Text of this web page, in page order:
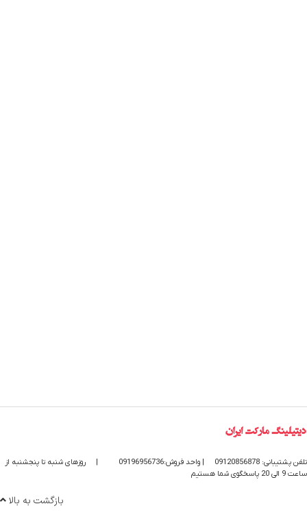
تلفن پشتیبانی: 09120856878 | واحد فروش:09196956736
روزهای شنبه تا پنجشنبه از
ساعت 9 الی 20 پاسخگوی شما هستیم
بازگشت به بالا